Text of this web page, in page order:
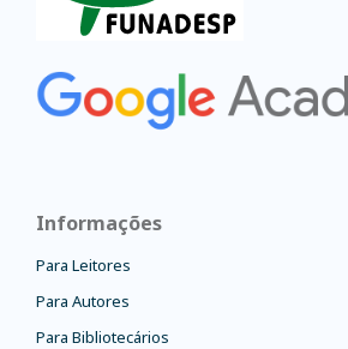
Informações
Para Leitores
Para Autores
Para Bibliotecários